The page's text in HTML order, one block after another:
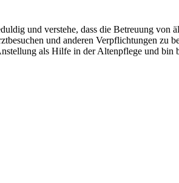
und verstehe, dass die Betreuung von
und anderen Verpflichtungen zu
als Hilfe in der Altenpflege und bin